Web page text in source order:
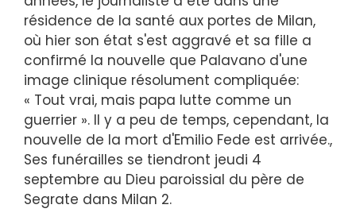
résidence de la santé aux portes de Milan,
où hier son état s'est aggravé et sa fille a
confirmé la nouvelle que Palavano d'une
image clinique résolument compliquée:
« Tout vrai, mais papa lutte comme un
guerrier ». Il y a peu de temps, cependant, la
nouvelle de la mort d'Emilio Fede est arrivée.,
Ses funérailles se tiendront jeudi 4
septembre au Dieu paroissial du père de
Segrate dans Milan 2.